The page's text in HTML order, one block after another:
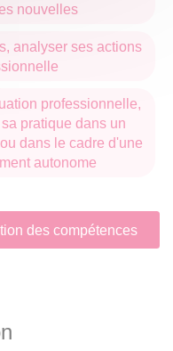
nouvelles
analyser ses actions
professionnelle,
pratique dans un
dans le cadre d'une
autonome
des compétences